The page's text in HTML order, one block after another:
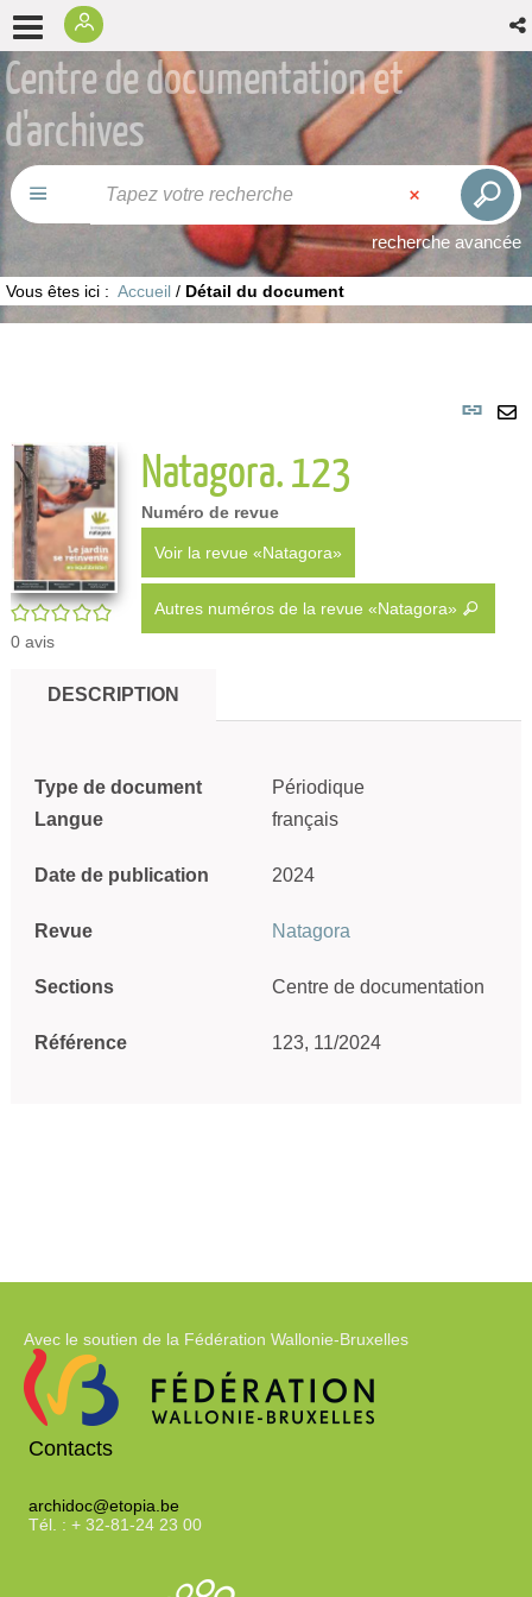
Centre de documentation et
d'archives
recherche avancée
Vous êtes ici : Accueil / Détail du document
/5
0 avis
Natagora. 123
Numéro de revue
Voir la revue «Natagora»
Autres numéros de la revue «Natagora»
DESCRIPTION
Type de document
Périodique
Langue
français
Date de publication 2024
Revue Natagora
Sections Centre de documentation
Référence 123, 11/2024
Avec le soutien de la Fédération Wallonie-Bruxelles
Contacts
archidoc@etopia.be
Tél. : + 32-81-24 23 00